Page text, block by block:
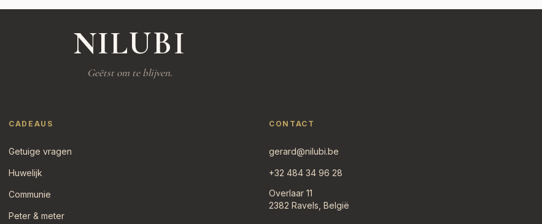
NILUBI
Geëtst om te blijven.
CADEAUS
Getuige vragen
Huwelijk
Communie
Peter & meter
CONTACT
gerard@nilubi.be
+32 484 34 96 28
Overlaar 11
2382 Ravels, België